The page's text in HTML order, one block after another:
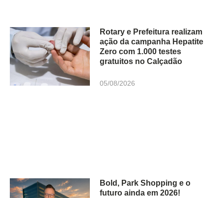
Rotary e Prefeitura realizam
ação da campanha Hepatite
Zero com 1.000 testes
gratuitos no Calçadão
05/08/2026
Bold, Park Shopping e o
futuro ainda em 2026!